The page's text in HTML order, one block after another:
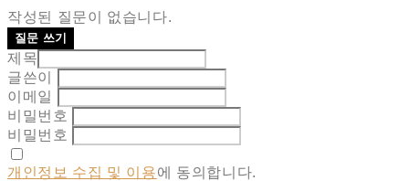
작성된 질문이 없습니다.
질문 쓰기
제목
글쓴이
이메일
비밀번호
비밀번호
개인정보 수집 및 이용에 동의합니다.